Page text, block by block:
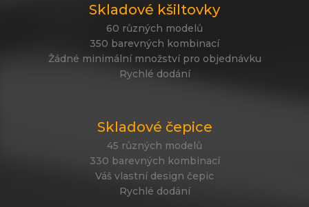
Skladové kšiltovky
60 různých modelů
350 barevných kombinací
Žádné minimální množství pro objednávku
Rychlé dodání
Skladové čepice
45 různých modelů
330 barevných kombinací
Váš vlastní design čepic
Rychlé dodání